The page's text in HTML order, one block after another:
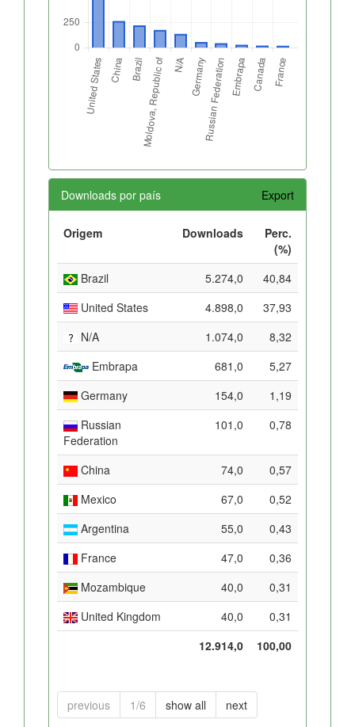
Downloads por país Export
Origem Downloads
Perc.
(%)
Brazil
5.274,0
40,84
United States
4.898,0
37,93
N/A
1.074,0
8,32
Embrapa
681,0
5,27
Germany
154,0
1,19
Russian
Federation
101,0 0,78
China 74,0
0,57
Mexico
67,0
0,52
Argentina
55,0
0,43
France
47,0
0,36
Mozambique
40,0
0,31
United Kingdom
40,0
0,31
12.914,0
100,00
previous 1/6 show all next